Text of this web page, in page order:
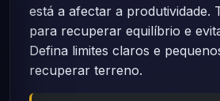
está a afectar a produtividade.
para recuperar equilíbrio e
Defina limites claros e
recuperar terreno.